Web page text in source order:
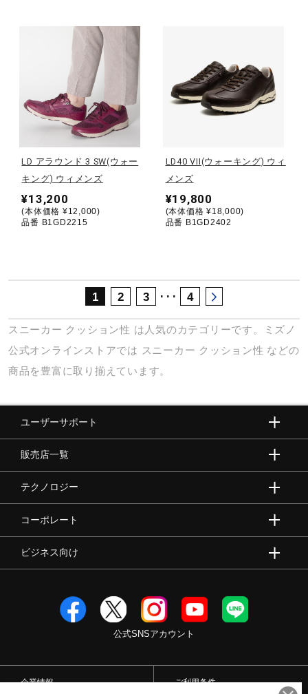
その他
サポート
直営店一覧
取扱店一覧
LD アラウンド 3 SW(ウォー
キング) ウィメンズ
¥13,200
(本体価格 ¥12,000)
品番 B1GD2215
LD40 VII(ウォーキング) ウィ
メンズ
¥19,800
(本体価格 ¥18,000)
品番 B1GD2402
1 2 3 ･･･ 4
スニーカー クッション性 は人気のカテゴリーです。ミズノ
公式オンラインストアでは スニーカー クッション性 などの
商品を豊富に取り揃えています。
ユーザーサポート
販売店一覧
テクノロジー
コーポレート
ビジネス向け
公式SNSアカウント
企業情報 ご利用条件